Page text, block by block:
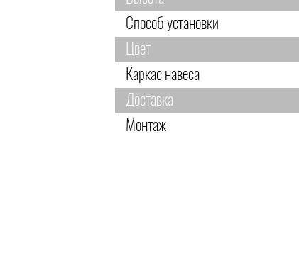
Способ установки
Цвет
Каркас навеса
Доставка
Монтаж